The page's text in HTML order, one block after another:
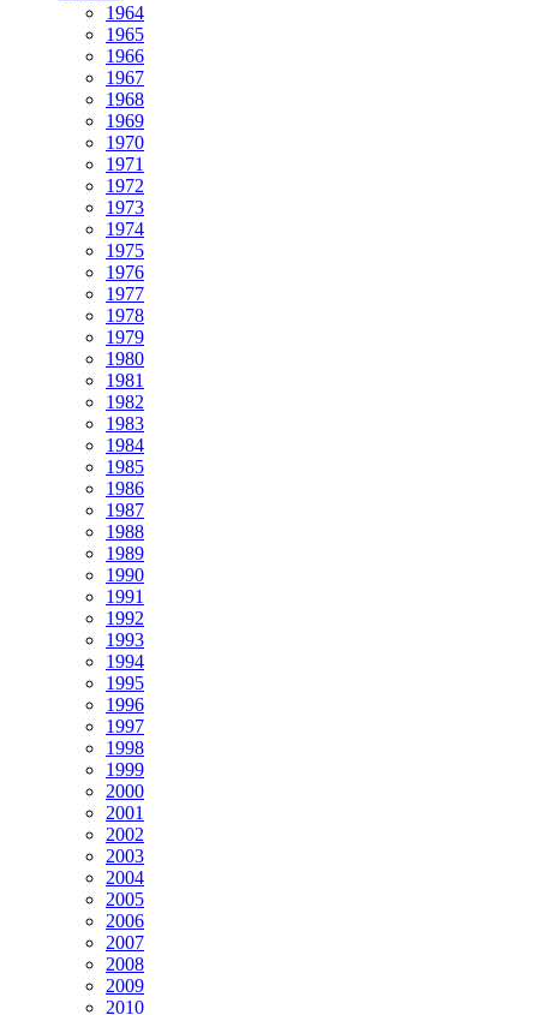
1964
1965
1966
1967
1968
1969
1970
1971
1972
1973
1974
1975
1976
1977
1978
1979
1980
1981
1982
1983
1984
1985
1986
1987
1988
1989
1990
1991
1992
1993
1994
1995
1996
1997
1998
1999
2000
2001
2002
2003
2004
2005
2006
2007
2008
2009
2010